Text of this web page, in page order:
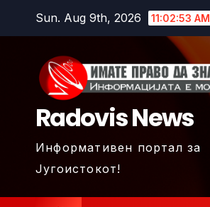
Sun. Aug 9th, 2026 11:02:55 AM
Radovis News
Информативен портал за
Југоистокот!